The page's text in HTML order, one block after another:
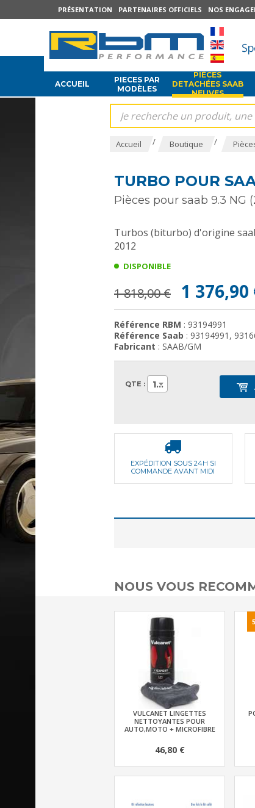
PRÉSENTATION PARTENAIRES OFFICIELS NOS
ACCUEIL
PIECES PAR
MODÈLES
PIÈCES
DETACHÉES SAAB
NEUVES
Accueil / Boutique /
TURBO POUR
Pièces pour saab 9.3 NG
Turbos (biturbo) d'origine
2012
DISPONIBLE
1 818,00 € 1 376,90
Référence RBM : 93194991
Référence Saab : 93194991,
Fabricant : SAAB/GM
QTE : 1
EXPÉDITION SOUS 24H SI
COMMANDE AVANT MIDI
NOUS VOUS
VULCANET LINGETTES
NETTOYANTES POUR
AUTO,MOTO + MICROFIBRE
46,80 €